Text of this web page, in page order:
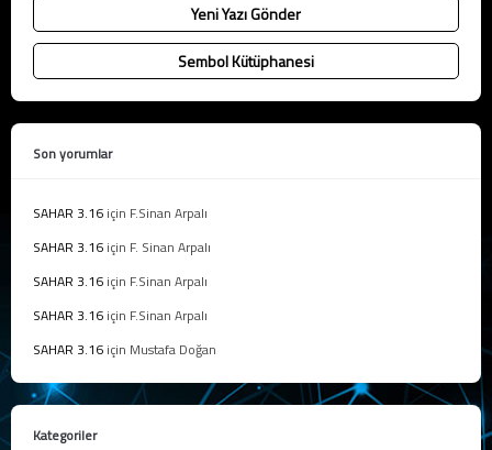
Yeni Yazı Gönder
Sembol Kütüphanesi
Son yorumlar
SAHAR 3.16 için F.Sinan Arpalı
SAHAR 3.16 için F. Sinan Arpalı
SAHAR 3.16 için F.Sinan Arpalı
SAHAR 3.16 için F.Sinan Arpalı
SAHAR 3.16 için Mustafa Doğan
Kategoriler